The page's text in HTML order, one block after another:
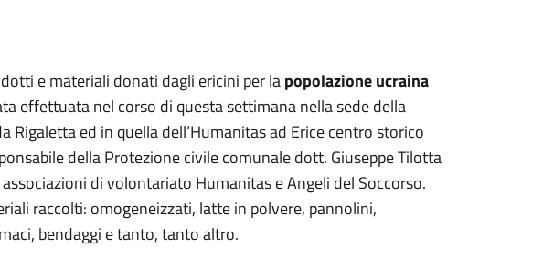
e materiali donati dagli ericini per lapopolazione ucraina
effettuata nel corso di questa settimana nella sede della
Rigaletta ed in quella dell’Humanitas ad Erice centro storico
della Protezione civile comunale dott. Giuseppe Tilotta
di volontariato Humanitas e Angeli del Soccorso.
raccolti: omogeneizzati, latte in polvere, pannolini,
bendaggi e tanto, tanto altro.